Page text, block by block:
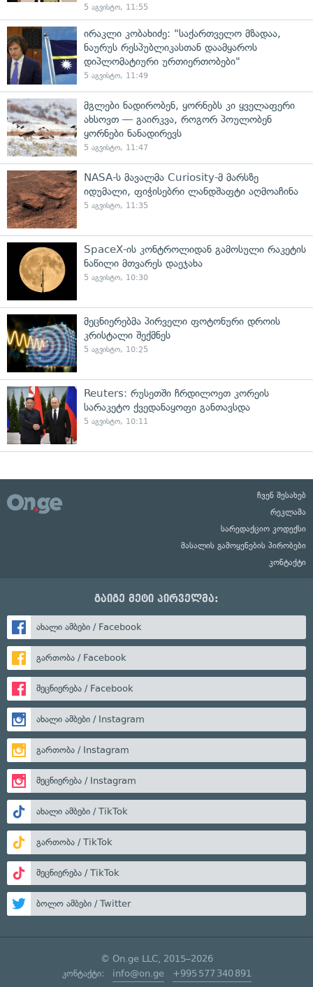
5 აგვისტო, 11:55
ირაკლი კობახიძე: "საქართველო მზადაა,
ნაურუს რესპუბლიკასთან დაამყაროს
დიპლომატიური ურთიერთობები"
5 აგვისტო, 11:49
მგლები ნადირობენ, ყორნებს კი ყველაფერი
ახსოვთ — გაირკვა, როგორ პოულობენ
ყორნები ნანადირევს
5 აგვისტო, 11:47
NASA-ს მავალმა Curiosity-მ მარსზე
იდუმალი, ფიჭისებრი ლანდშაფტი აღმოაჩინა
5 აგვისტო, 11:35
SpaceX-ის კონტროლიდან გამოსული რაკეტის
ნაწილი მთვარეს დაეჯახა
5 აგვისტო, 10:30
მეცნიერებმა პირველი ფოტონური დროის
კრისტალი შექმნეს
5 აგვისტო, 10:25
Reuters: რუსეთში ჩრდილოეთ კორეის
სარაკეტო ქვედანაყოფი განთავსდა
5 აგვისტო, 10:11
ჩვენ შესახებ
რეკლამა
სარედაქციო კოდექსი
მასალის გამოყენების პირობები
კონტაქტი
გაიგე მეტი პირველმა:
ახალი ამბები / Facebook
გართობა / Facebook
მეცნიერება / Facebook
ახალი ამბები / Instagram
გართობა / Instagram
მეცნიერება / Instagram
ახალი ამბები / TikTok
გართობა / TikTok
მეცნიერება / TikTok
ბოლო ამბები / Twitter
© On.ge LLC, 2015–2026
კონტაქტი: info@on.ge +995 577 340 891